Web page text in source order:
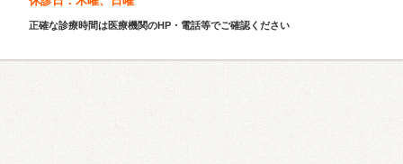
正確な診療時間は医療機関のHP・電話等でご確認ください